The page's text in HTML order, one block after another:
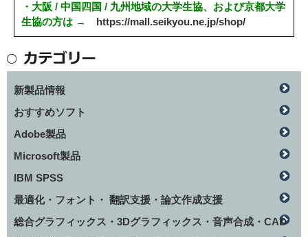
・大阪 / 中国四国 / 九州地域の大学生協、および京都大学
生協の方は → https://mall.seikyou.ne.jp/shop/
新製品情報
おすすめソフト
Adobe製品
Microsoft製品
IBM SPSS
最適化・フォント・ 翻訳支援・論文作成支援
総合グラフィックス・3Dグラフィックス・音声合成・CAD